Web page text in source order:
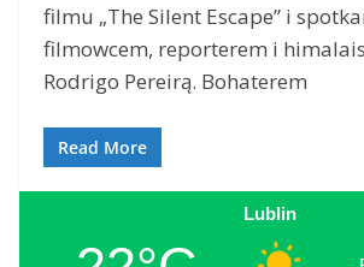
filmu „The Silent Escape” i
filmowcem, reporterem i
Rodrigo Pereirą. Bohaterem
Read More
Lublin